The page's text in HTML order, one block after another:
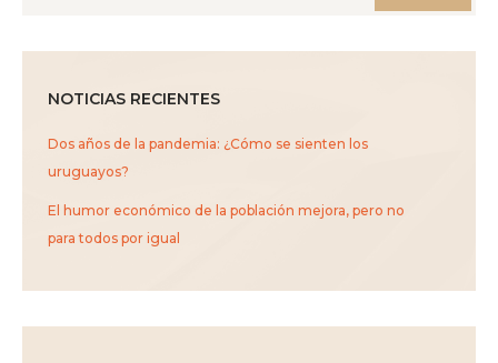
NOTICIAS RECIENTES
Dos años de la pandemia: ¿Cómo se sienten los
uruguayos?
El humor económico de la población mejora, pero no
para todos por igual